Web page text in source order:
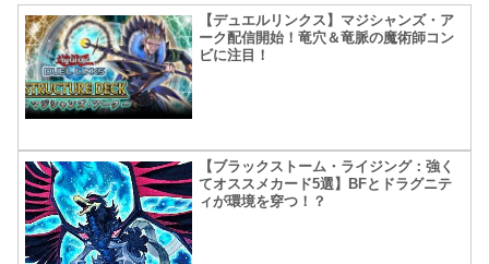
【デュエルリンクス】マジシャンズ・ア
ーク配信開始！竜穴＆竜脈の魔術師コン
ビに注目！
【ブラックストーム・ライジング：強く
てオススメカード5選】BFとドラグニテ
ィが環境を穿つ！？